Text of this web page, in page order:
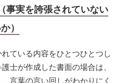
事実を誇張されていない
）
ている内容をひとつひとつし
士が作成した書面の場合は、
言葉の言い回しがわかりにく